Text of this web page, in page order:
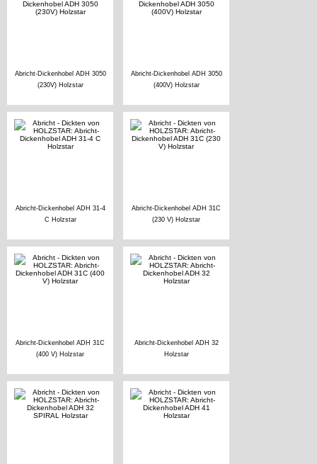
Abricht-Dickenhobel ADH 3050
(230V) Holzstar
Abricht-Dickenhobel ADH 3050
(400V) Holzstar
Abricht-Dickenhobel ADH 31-4
C Holzstar
Abricht-Dickenhobel ADH 31C
(230 V) Holzstar
Abricht-Dickenhobel ADH 31C
(400 V) Holzstar
Abricht-Dickenhobel ADH 32
Holzstar